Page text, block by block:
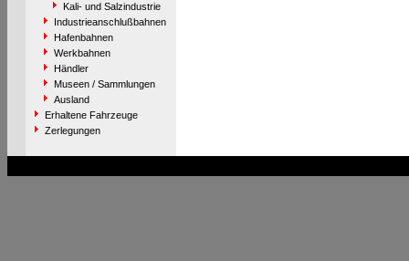
Kali- und Salzindustrie
Industrieanschlußbahnen
Hafenbahnen
Werkbahnen
Händler
Museen / Sammlungen
Ausland
Erhaltene Fahrzeuge
Zerlegungen